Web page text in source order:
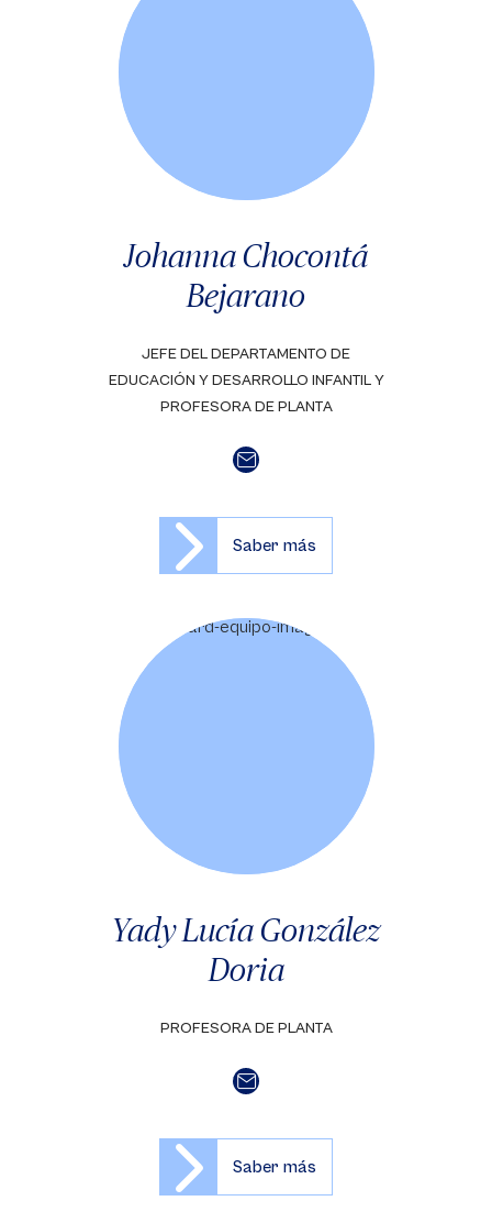
Johanna Chocontá
Bejarano
JEFE DEL DEPARTAMENTO DE
EDUCACIÓN Y DESARROLLO INFANTIL Y
PROFESORA DE PLANTA
Saber más
Yady Lucía González
Doria
PROFESORA DE PLANTA
Saber más